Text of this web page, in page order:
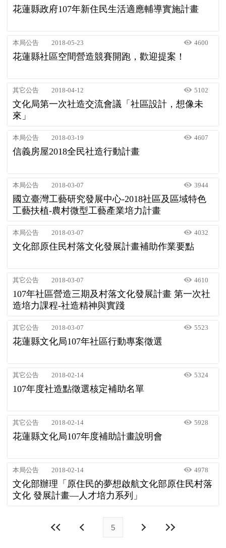
花蓮縣政府107年新住民生活適應輔導實施計畫
本局公告 2018-05-23 4600
花蓮縣社區空間營造競賽開跑，歡迎提案！
其它公告 2018-04-12 5102
文化局第一次社造交流會議「社區設計，想像未
來」
本局公告 2018-03-19 4607
信義房屋2018全民社造行動計畫
本局公告 2018-03-07 3944
國立臺灣工藝研究發展中心-2018社區及區域特色
工藝扶植-農村微型工藝產業培力計畫
本局公告 2018-03-07 4032
文化部原住民村落文化發展計畫補助作業要點
其它公告 2018-03-07 4610
107年社區營造三期及村落文化發展計畫 第一次社
造培力課程-社造精神與實踐
其它公告 2018-03-07 5523
花蓮縣文化局107年社區行動專案徵選
其它公告 2018-02-14 5324
107年度社造點徵選核定補助名單
其它公告 2018-02-14 5928
花蓮縣文化局107年度補助計畫說明會
本局公告 2018-02-14 4978
文化部辦理「原住民的夢想啟航文化部原住民村落
文化 發展計畫—人才培力系列」
5